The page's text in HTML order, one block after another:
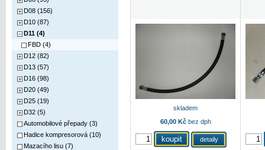
D08 (156)
D10 (87)
D11 (4)
FBD (4)
D12 (82)
D13 (57)
D16 (98)
D20 (49)
D25 (19)
D32 (5)
Automobilové přepady (3)
Hadice kompresorová (10)
Mazacího lisu (7)
skladem
60,00 Kčbez dph
detaily